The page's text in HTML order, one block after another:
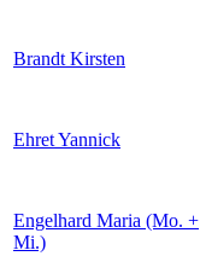
Brandt Kirsten
Ehret Yannick
Engelhard Maria (Mo. +
Mi.)